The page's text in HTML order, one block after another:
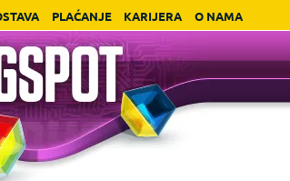
PLAĆANJE KARIJERA O NAMA